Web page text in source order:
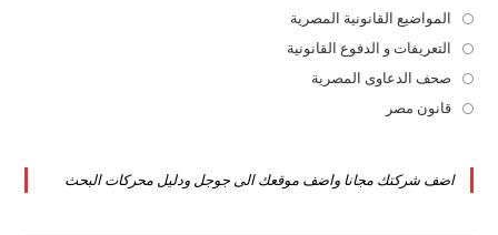
new
tab
a
new
in
a
new
المواضيع القانونية المصرية
inالتعريفات و الدفوع القانونية
صحف الدعاوى المصرية
tab
قانون مصر
new
اضف شركتك مجانا واضف موقعك الى جوجل ودليل محركات البحث